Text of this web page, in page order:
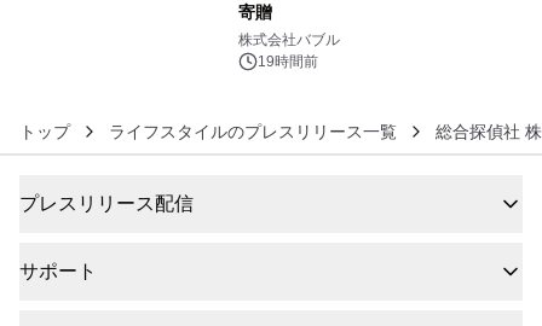
寄贈
株式会社バブル
19時間前
トップ ライフスタイルのプレスリリース一覧 総合探偵社
プレスリリース配信
サポート